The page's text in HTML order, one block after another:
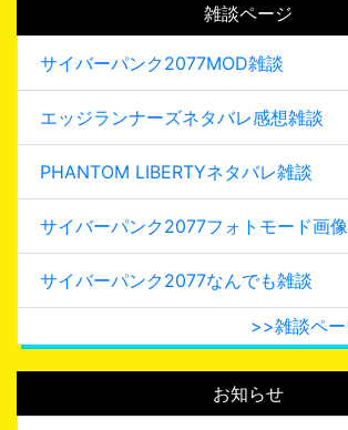
雑談ページ
サイバーパンク2077MOD雑談
エッジランナーズネタバレ感想雑談
PHANTOM LIBERTYネタバレ雑談
サイバーパンク2077フォトモード画
サイバーパンク2077なんでも雑談
>>雑談ペ
お知らせ